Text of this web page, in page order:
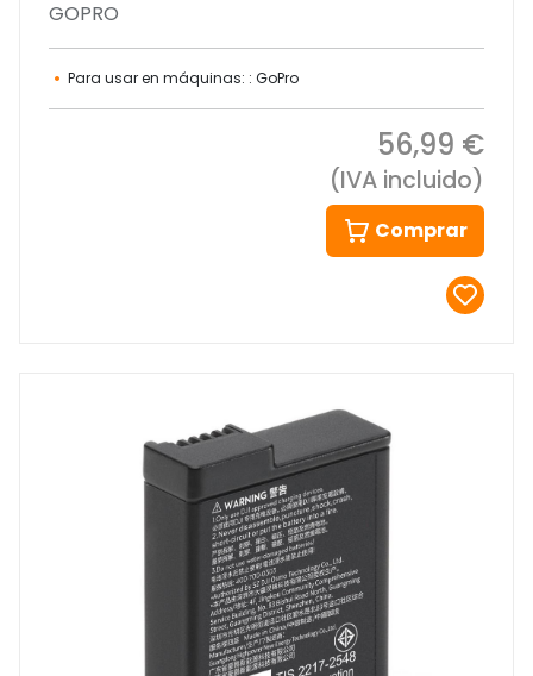
GOPRO
Para usar en máquinas: : GoPro
56,99 €
(IVA incluido)
Comprar